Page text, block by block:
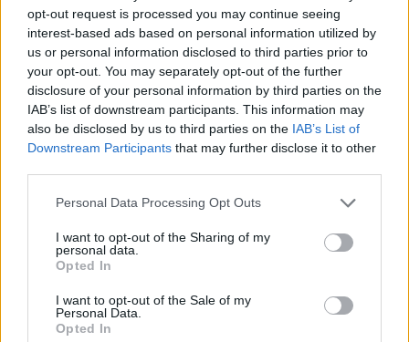
opt-out request is processed you may continue seeing
interest-based ads based on personal information utilized by
us or personal information disclosed to third parties prior to
your opt-out. You may separately opt-out of the further
disclosure of your personal information by third parties on the
IAB’s list of downstream participants. This information may
also be disclosed by us to third parties on the IAB’s List of
Downstream Participants that may further disclose it to other
Personal Data Processing Opt Outs
I want to opt-out of the Sharing of my
personal data.
Opted In
I want to opt-out of the Sale of my
Personal Data.
Opted In
0 6.5.15
Малко събитие Нов ред в Небесната градина
Отговори:
0 21.8.15
Малко събитие Подарък § Търговия
Кобрелия
Отговори:
1 11.5.17
Малко събитие Коледен подарък
mechopuh78
градина-ноември 2016
Малко събитие
Загадъчен обор „Платина“ и нов
постоянен куест
Отговори:
1 13.7.17
Малко събитие
куестове